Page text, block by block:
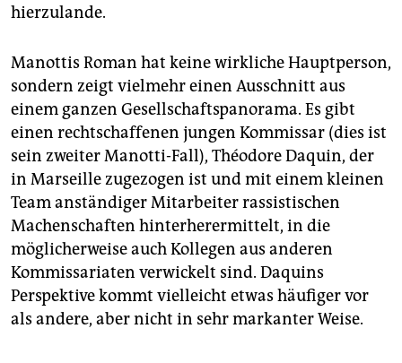
hierzulande.
Manottis Roman hat keine wirkliche Hauptperson,
sondern zeigt vielmehr einen Ausschnitt aus
einem ganzen Gesellschaftspanorama. Es gibt
einen rechtschaffenen jungen Kommissar (dies ist
sein zweiter Manotti-Fall), Théodore Daquin, der
in Marseille zugezogen ist und mit einem kleinen
Team anständiger Mitarbeiter rassistischen
Machenschaften hinterherermittelt, in die
möglicherweise auch Kollegen aus anderen
Kommissariaten verwickelt sind. Daquins
Perspektive kommt vielleicht etwas häufiger vor
als andere, aber nicht in sehr markanter Weise.